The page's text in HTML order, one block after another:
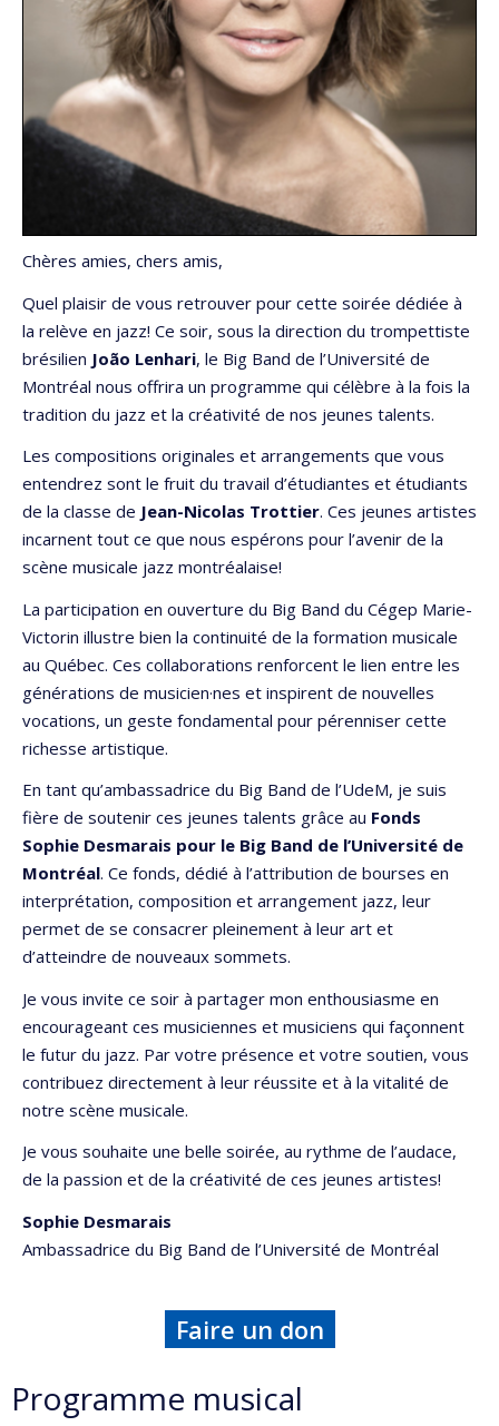
Chères amies, chers amis,
Quel plaisir de vous retrouver pour cette soirée dédiée à
la relève en jazz! Ce soir, sous la direction du trompettiste
brésilien João Lenhari, le Big Band de l’Université de
Montréal nous offrira un programme qui célèbre à la fois la
tradition du jazz et la créativité de nos jeunes talents.
Les compositions originales et arrangements que vous
entendrez sont le fruit du travail d’étudiantes et étudiants
de la classe de Jean-Nicolas Trottier. Ces jeunes artistes
incarnent tout ce que nous espérons pour l’avenir de la
scène musicale jazz montréalaise!
La participation en ouverture du Big Band du Cégep Marie-
Victorin illustre bien la continuité de la formation musicale
au Québec. Ces collaborations renforcent le lien entre les
générations de musicien·nes et inspirent de nouvelles
vocations, un geste fondamental pour pérenniser cette
richesse artistique.
En tant qu’ambassadrice du Big Band de l’UdeM, je suis
fière de soutenir ces jeunes talents grâce au Fonds
Sophie Desmarais pour le Big Band de l’Université de
Montréal. Ce fonds, dédié à l’attribution de bourses en
interprétation, composition et arrangement jazz, leur
permet de se consacrer pleinement à leur art et
d’atteindre de nouveaux sommets.
Je vous invite ce soir à partager mon enthousiasme en
encourageant ces musiciennes et musiciens qui façonnent
le futur du jazz. Par votre présence et votre soutien, vous
contribuez directement à leur réussite et à la vitalité de
notre scène musicale.
Je vous souhaite une belle soirée, au rythme de l’audace,
de la passion et de la créativité de ces jeunes artistes!
Sophie Desmarais
Ambassadrice du Big Band de l’Université de Montréal
Faire un don
Programme musical